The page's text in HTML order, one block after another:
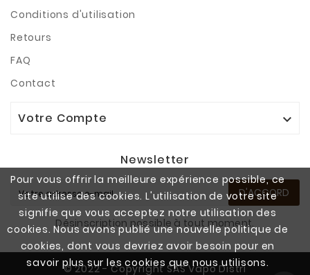
Pour vous offrir la meilleure expérience possible, ce
site utilise des cookies. L'utilisation de votre site
signifie que vous acceptez notre utilisation des
cookies. Nous avons publié une nouvelle politique de
cookies, dont vous devriez avoir besoin pour en
savoir plus sur les cookies que nous utilisons.
Conditions d'utilisation
Retours
FAQ
Contact
Votre Compte 
Newsletter
D'ACCORD
Désinscription possible à tout moment.
© 2022 - Copyright SAS Vapo Distri